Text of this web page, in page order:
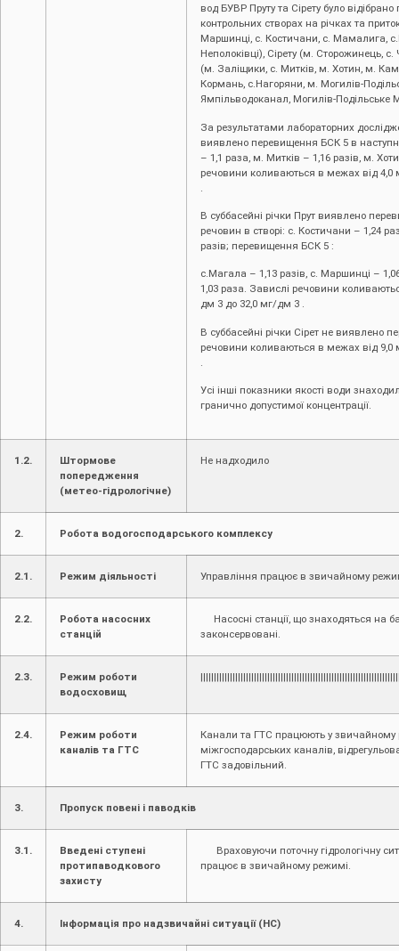
вод БУВР Пруту та Сірету було
контрольних створах на річках та
Маршинці, с. Костичани, с. Мамалига,
Неполоківці), Сірету (м. Сторожинець, с.
(м. Заліщики, с. Митків, м. Хотин, м.
Кормань, с.Нагоряни, м. Могилів-
Ямпільводоканал, Могилів-
За результатами лабораторних
виявлено перевищення БСК 5 в
– 1,1 раза, м. Митків – 1,16 разів, м.
речовини коливаються в межах від
В суббасейні річки Прут виявлено
речовин в створі: с. Костичани – 1,24
разів; перевищення БСК 5 :
с.Магала – 1,13 разів, с. Маршинці –
1,03 раза. Завислі речовини
дм 3 до 32,0 мг/дм 3 .
В суббасейні річки Сірет не виявлено
речовини коливаються в межах від
.
Усі інші показники якості води
гранично допустимої концентрації.
1.2.
Штормове
попередження
(метео-гідрологічне)
Не надходило
2. Робота водогосподарського комплексу
2.1. Режим діяльності Управління працює в звичайному
2.2.
Робота насосних
станцій
Насосні станції, що знаходяться на
законсервовані.
2.3.
Режим роботи
водосховищ
2.4.
Режим роботи
каналів та ГТС
Канали та ГТС працюють у звичайному
міжгосподарських каналів,
ГТС задовільний.
3. Пропуск повені і паводків
3.1.
Введені ступені
протипаводкового
захисту
Враховуючи поточну гідрологічну
працює в звичайному режимі.
4. Інформація про надзвичайні ситуації (НС)